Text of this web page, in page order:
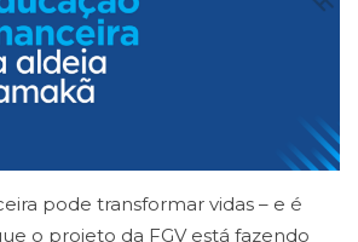
pode transformar vidas – e é
o projeto da FGV está fazendo